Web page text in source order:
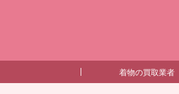
着物の買取業者